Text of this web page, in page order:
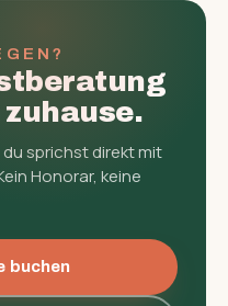
sprichst direkt mit
Honorar, keine
buchen